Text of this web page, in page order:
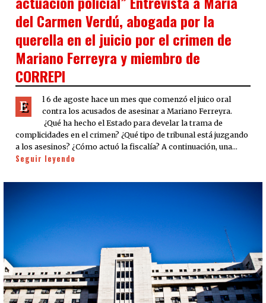
del Carmen Verdú, abogada por la
querella en el juicio por el crimen de
Mariano Ferreyra y miembro de
CORREPI
E
l 6 de agoste hace un mes que comenzó el juico oral
contra los acusados de asesinar a Mariano Ferreyra.
¿Qué ha hecho el Estado para develar la trama de
complicidades en el crimen? ¿Qué tipo de tribunal está juzgando
a los asesinos? ¿Cómo actuó la fiscalía? A continuación, una…
Seguir leyendo